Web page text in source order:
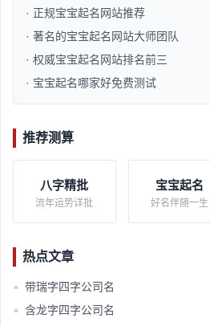
· 正规宝宝起名网站推荐​
· 著名的宝宝起名网站大师团队​
· 权威宝宝起名网站排名前三​
· 宝宝起名哪家好免费测试​
推荐测算
八字精批
流年运势详批
宝宝起名
好名伴随一生
热点文章
■ 带瑞字四字公司名
■ 含龙字四字公司名